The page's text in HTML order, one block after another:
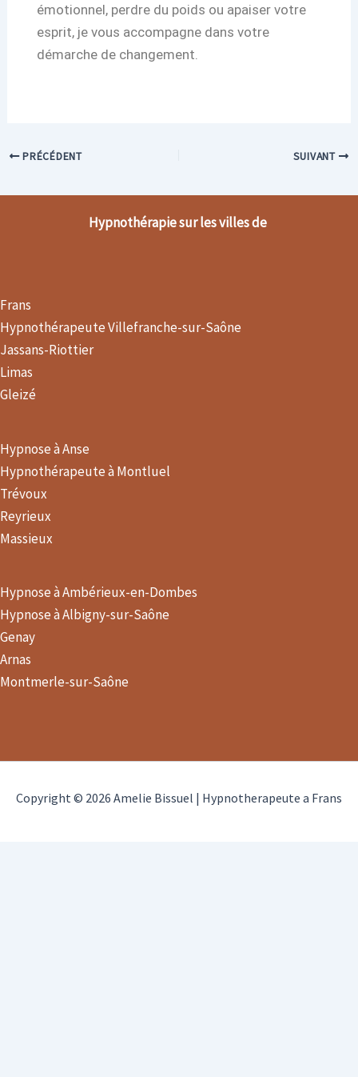
émotionnel, perdre du poids ou apaiser votre
esprit, je vous accompagne dans votre
démarche de changement.
PRÉCÉDENT SUIVANT
Hypnothérapie sur les villes de
Frans
Hypnothérapeute Villefranche-sur-Saône
Jassans-Riottier
Limas
Gleizé
Hypnose à Anse
Hypnothérapeute à Montluel
Trévoux
Reyrieux
Massieux
Hypnose à Ambérieux-en-Dombes
Hypnose à Albigny-sur-Saône
Genay
Arnas
Montmerle-sur-Saône
Copyright © 2026 Amelie Bissuel | Hypnotherapeute a Frans